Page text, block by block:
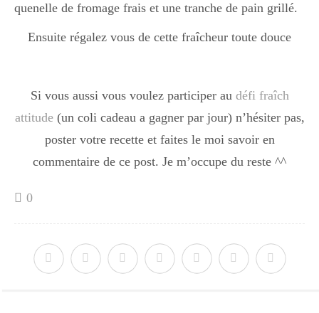
quenelle de fromage frais et une tranche de pain grillé.
Ensuite régalez vous de cette fraîcheur toute douce
Si vous aussi vous voulez participer audéfi fraîch
attitude(un coli cadeau a gagner par jour) n’hésiter pas,
poster votre recette et faites le moi savoir en
commentaire de ce post. Je m’occupe du reste ^^
0